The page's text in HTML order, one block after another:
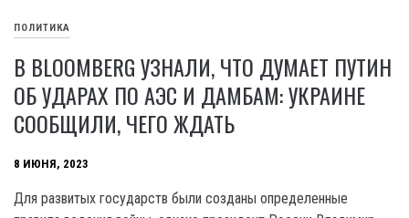
ПОЛИТИКА
В BLOOMBERG УЗНАЛИ, ЧТО ДУМАЕТ ПУТИН
ОБ УДАРАХ ПО АЭС И ДАМБАМ: УКРАИНЕ
СООБЩИЛИ, ЧЕГО ЖДАТЬ
8 ИЮНЯ, 2023
Для развитых государств были созданы определенные